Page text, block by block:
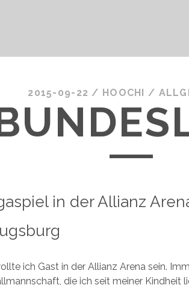
2015-09-22 / HOOCHI /
in der Allianz
ich Gast in der Allianz Arena sein.
die ich seit meiner Kindheit